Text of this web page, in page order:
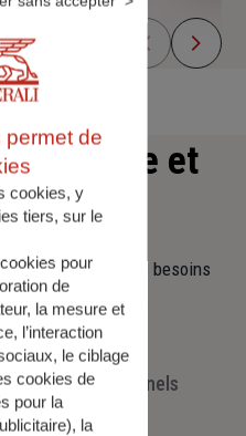
et
pour sécuriser vos besoins
ceux de demain.
les professionnels
permet de
cookies, y
tiers, sur le
pour
de
la mesure et
l’interaction
le ciblage
cookies de
pour la
), la